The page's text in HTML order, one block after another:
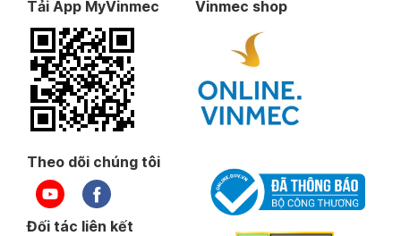
Tải App MyVinmec Vinmec shop
Theo dõi chúng tôi
Đối tác liên kết